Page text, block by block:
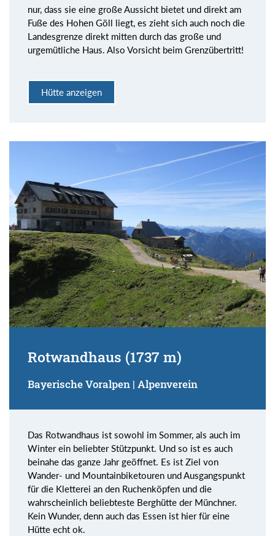
nur, dass sie eine große Aussicht bietet und direkt am
Fuße des Hohen Göll liegt, es zieht sich auch noch die
Landesgrenze direkt mitten durch das große und
urgemütliche Haus. Also Vorsicht beim Grenzübertritt!
Hütte anzeigen
Rotwandhaus (1737 m)
Bayerische Voralpen | Alpenverein
Das Rotwandhaus ist sowohl im Sommer, als auch im
Winter ein beliebter Stützpunkt. Und so ist es auch
beinahe das ganze Jahr geöffnet. Es ist Ziel von
Wander- und Mountainbiketouren und Ausgangspunkt
für die Kletterei an den Ruchenköpfen und die
wahrscheinlich beliebteste Berghütte der Münchner.
Kein Wunder, denn auch das Essen ist hier für eine
Hütte echt ok.